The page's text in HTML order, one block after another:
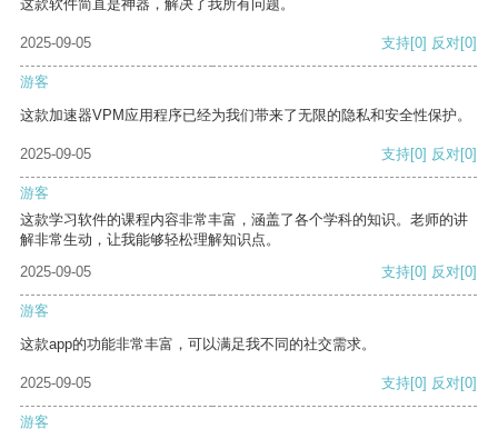
这款软件简直是神器，解决了我所有问题。
2025-09-05 支持[0] 反对[0]
游客
这款加速器VPM应用程序已经为我们带来了无限的隐私和安全性保护。
2025-09-05 支持[0] 反对[0]
游客
这款学习软件的课程内容非常丰富，涵盖了各个学科的知识。老师的讲
解非常生动，让我能够轻松理解知识点。
2025-09-05
支持[0] 反对[0]
游客
这款app的功能非常丰富，可以满足我不同的社交需求。
2025-09-05 支持[0] 反对[0]
游客